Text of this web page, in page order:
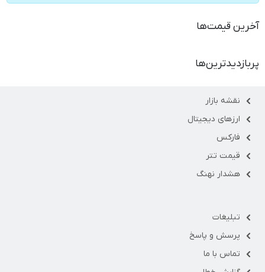
آخرین قیمت‌ها
پربازدیدترین‌ها
نقشه بازار
ارزهای دیجیتال
فارکس
قیمت تتر
هشدار نهنگ
تبلیغات
پرسش و پاسخ
تماس با ما